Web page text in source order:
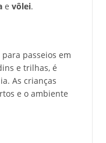
e vôlei.
passeios em
e trilhas, é
As crianças
e o ambiente